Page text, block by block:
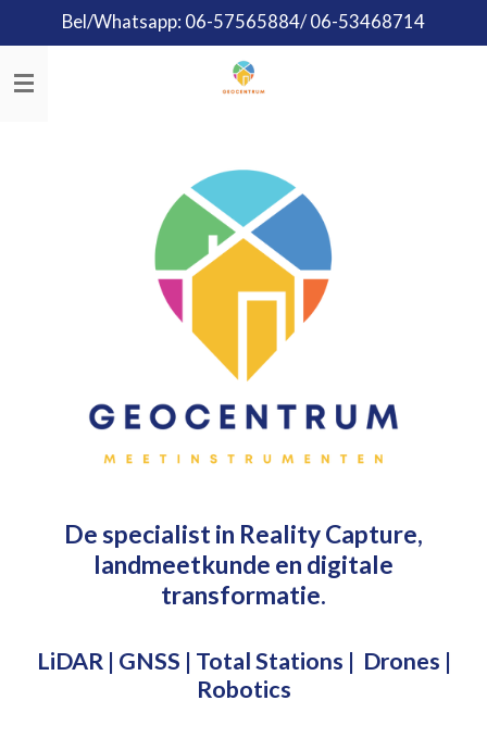
direct
naar
Bel/Whatsapp: 06-57565884/ 06-53468714
De specialist in Reality Capture,
landmeetkunde en digitale
transformatie.
LiDAR | GNSS | Total Stations | Drones |
Robotics